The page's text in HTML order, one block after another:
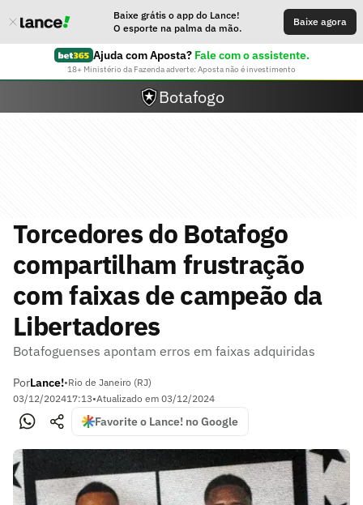
Baixe grátis o app do Lance!
O esporte na palma da mão.
Baixe agora
Ajuda com Aposta? Fale com o assistente.
18+ Ministério da Fazenda adverte: Aposta não é investimento
Botafogo
Torcedores do Botafogo
compartilham frustração
com faixas de campeão da
Libertadores
Botafoguenses apontam erros em faixas adquiridas
PorLance!•Rio de Janeiro (RJ)
03/12/202417:13•Atualizado em 03/12/2024
Favorite o Lance! no Google